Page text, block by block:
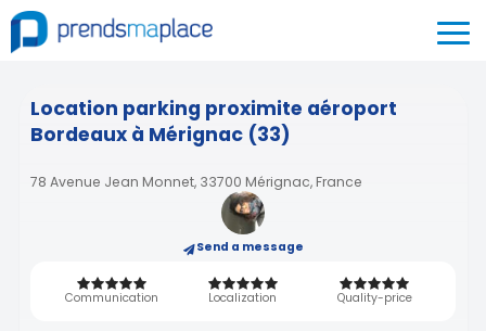
Location parking proximite aéroport
Bordeaux à Mérignac (33)
78 Avenue Jean Monnet, 33700 Mérignac, France
Send a message
Communication Localization Quality-price